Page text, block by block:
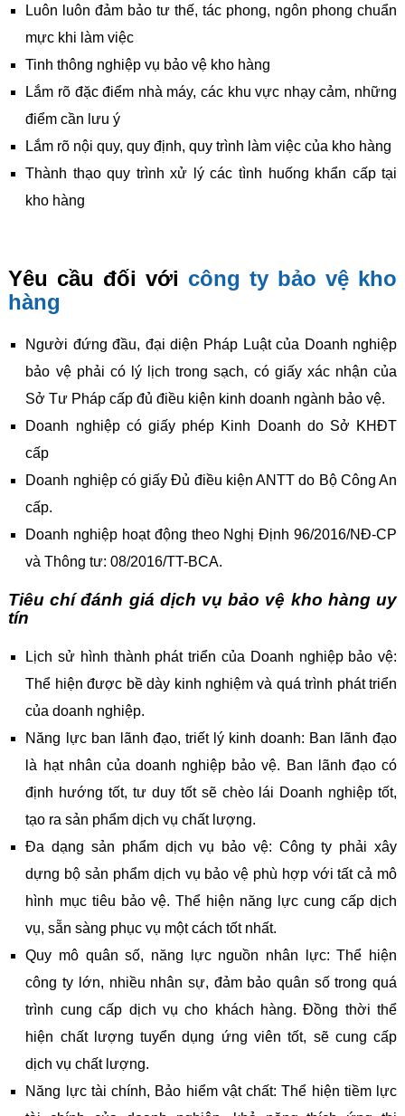
Luôn luôn đảm bảo tư thế, tác phong, ngôn phong chuẩn
mực khi làm việc
Tinh thông nghiệp vụ bảo vệ kho hàng
Lắm rõ đặc điểm nhà máy, các khu vực nhạy cảm, những
điểm cần lưu ý
Lắm rõ nội quy, quy định, quy trình làm việc của kho hàng
Thành thạo quy trình xử lý các tình huống khẩn cấp tại
kho hàng
Yêu cầu đối với công ty bảo vệ kho
hàng
Người đứng đầu, đại diện Pháp Luật của Doanh nghiệp
bảo vệ phải có lý lịch trong sạch, có giấy xác nhận của
Sở Tư Pháp cấp đủ điều kiện kinh doanh ngành bảo vệ.
Doanh nghiệp có giấy phép Kinh Doanh do Sở KHĐT
cấp
Doanh nghiệp có giấy Đủ điều kiện ANTT do Bộ Công An
cấp.
Doanh nghiệp hoạt động theo Nghị Định 96/2016/NĐ-CP
và Thông tư: 08/2016/TT-BCA.
Tiêu chí đánh giá dịch vụ bảo vệ kho hàng uy
tín
Lịch sử hình thành phát triển của Doanh nghiệp bảo vệ:
Thể hiện được bề dày kinh nghiệm và quá trình phát triển
của doanh nghiệp.
Năng lực ban lãnh đạo, triết lý kinh doanh: Ban lãnh đạo
là hạt nhân của doanh nghiệp bảo vệ. Ban lãnh đạo có
định hướng tốt, tư duy tốt sẽ chèo lái Doanh nghiệp tốt,
tạo ra sản phẩm dịch vụ chất lượng.
Đa dạng sản phẩm dịch vụ bảo vệ: Công ty phải xây
dựng bộ sản phẩm dịch vụ bảo vệ phù hợp với tất cả mô
hình mục tiêu bảo vệ. Thể hiện năng lực cung cấp dịch
vụ, sẵn sàng phục vụ một cách tốt nhất.
Quy mô quân số, năng lực nguồn nhân lực: Thể hiện
công ty lớn, nhiều nhân sự, đảm bảo quân số trong quá
trình cung cấp dịch vụ cho khách hàng. Đồng thời thể
hiện chất lượng tuyển dụng ứng viên tốt, sẽ cung cấp
dịch vụ chất lượng.
Năng lực tài chính, Bảo hiểm vật chất: Thể hiện tiềm lực